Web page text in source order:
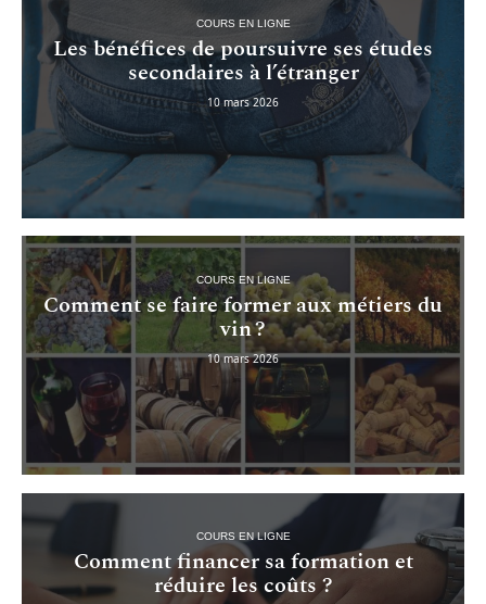
COURS EN LIGNE
Les bénéfices de poursuivre ses études
secondaires à l’étranger
10 mars 2026
COURS EN LIGNE
Comment se faire former aux métiers du
vin ?
10 mars 2026
COURS EN LIGNE
Comment financer sa formation et
réduire les coûts ?